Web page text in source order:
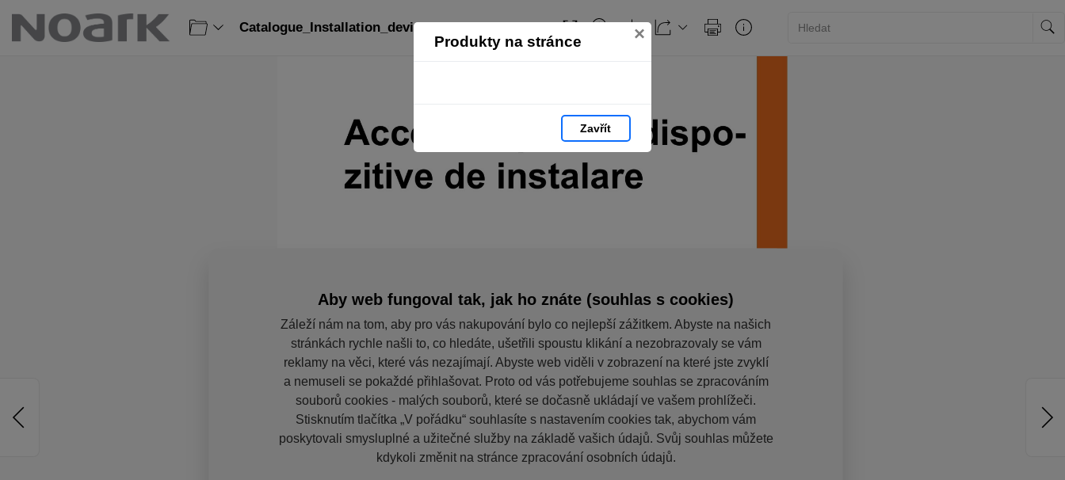
Produkty na stránce ×
Zavřít
Catalogue_Installation_devices_RO: strana 139
Aby web fungoval tak, jak ho znáte (souhlas s cookies)
Záleží nám na tom, aby pro vás nakupování bylo co nejlepší zážitkem. Abyste na našich
stránkách rychle našli to, co hledáte, ušetřili spoustu klikání a nezobrazovaly se vám
reklamy na věci, které vás nezajímají. Abyste web viděli v zobrazení na které jste zvyklí
a nemuseli se pokaždé přihlašovat. Proto od vás potřebujeme souhlas se zpracováním
souborů cookies - malých souborů, které se dočasně ukládají ve vašem prohlížeči.
Stisknutím tlačítka „V pořádku“ souhlasíte s nastavením cookies tak, abychom vám
poskytovali smysluplné a užitečné služby na základě vašich údajů. Svůj souhlas můžete
kdykoli změnit na stránce zpracování osobních údajů.